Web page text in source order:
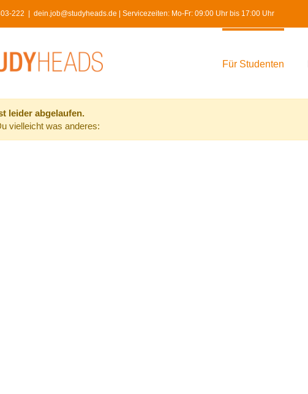
222 dein.job@studyheads.de | Servicezeiten: Mo-Fr: 09:00 Uhr bis 17:00 Uhr
Für Studenten
leider abgelaufen.
vielleicht was anderes: